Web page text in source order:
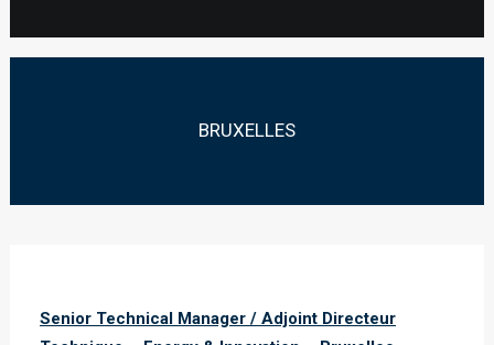
BRUXELLES
Senior Technical Manager / Adjoint Directeur